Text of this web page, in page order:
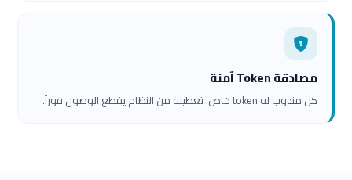
مصادقة Token آمنة
كل مندوب له token خاص. تعطيله من النظام يقطع الوصول فوراً.